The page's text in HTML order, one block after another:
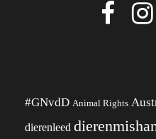
#GNvdD Animal Rights
dierenleed